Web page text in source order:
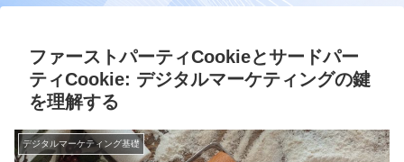
ファーストパーティCookieとサードパー
ティCookie: デジタルマーケティングの鍵
を理解する
デジタルマーケティング基礎